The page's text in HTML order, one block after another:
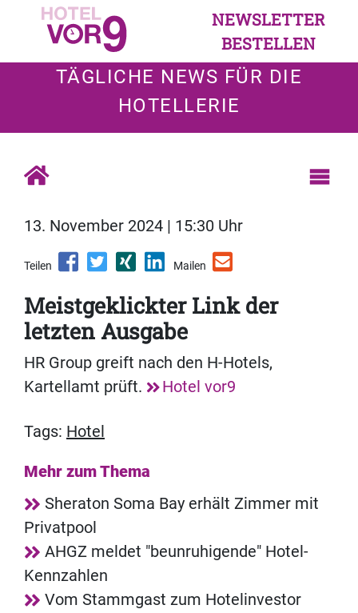
NEWSLETTER
BESTELLEN
TÄGLICHE NEWS FÜR DIE
HOTELLERIE
13. November 2024 | 15:30 Uhr
Teilen Mailen
Meistgeklickter Link der
letzten Ausgabe
HR Group greift nach den H-Hotels,
Kartellamt prüft.
Hotel vor9
Tags: Hotel
Mehr zum Thema
Sheraton Soma Bay erhält Zimmer mit
Privatpool
AHGZ meldet "beunruhigende" Hotel-
Kennzahlen
Vom Stammgast zum Hotelinvestor